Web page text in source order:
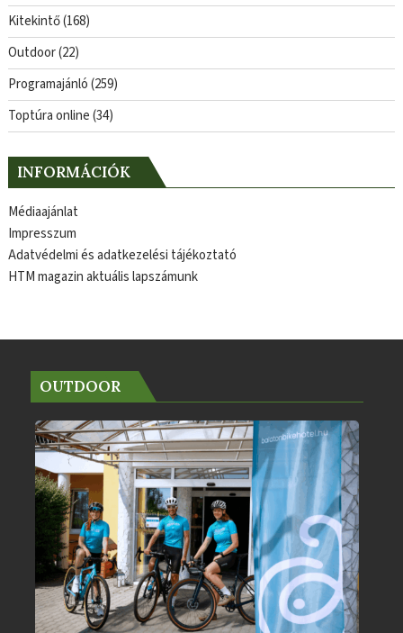
Kitekintő(168)
Outdoor(22)
Programajánló(259)
Toptúra online(34)
INFORMÁCIÓK
Médiaajánlat
Impresszum
Adatvédelmi és adatkezelési tájékoztató
HTM magazin aktuális lapszámunk
OUTDOOR